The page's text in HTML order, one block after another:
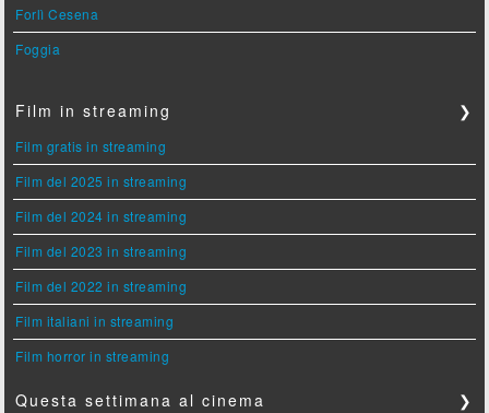
Forlì Cesena
Foggia
Film in streaming ❯
Film gratis in streaming
Film del 2025 in streaming
Film del 2024 in streaming
Film del 2023 in streaming
Film del 2022 in streaming
Film italiani in streaming
Film horror in streaming
Questa settimana al cinema ❯